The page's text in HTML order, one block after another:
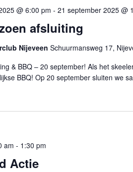
afsluiting
@ 6:00 pm - 21 september 2025 @
Nijeveen Schuurmansweg 17,
& BBQ – 20 september! Als het
BBQ! Op 20 september sluiten we
Actie
am - 1:30 pm